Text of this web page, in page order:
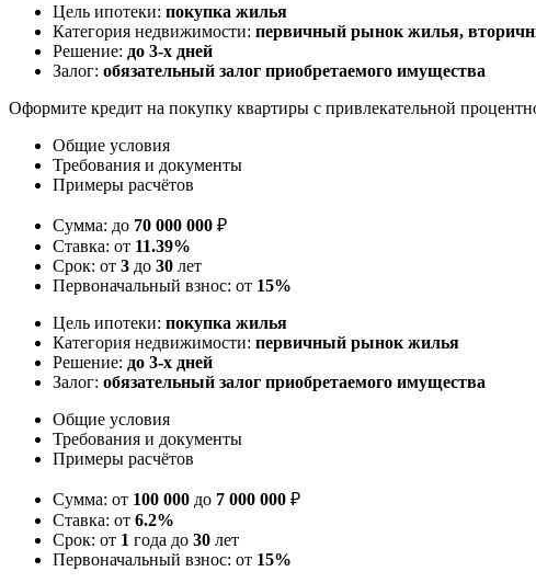
Цель ипотеки: покупка жилья
Категория недвижимости: первичный рынок жилья,
Решение: до 3-х дней
Залог: обязательный залог приобретаемого имущества
Оформите кредит на покупку квартиры с привлекательной
Общие условия
Требования и документы
Примеры расчётов
Сумма: до 70 000 000 ₽
Ставка: от 11.39%
Срок: от 3 до 30 лет
Первоначальный взнос: от 15%
Цель ипотеки: покупка жилья
Категория недвижимости: первичный рынок жилья
Решение: до 3-х дней
Залог: обязательный залог приобретаемого имущества
Общие условия
Требования и документы
Примеры расчётов
Сумма: от 100 000 до 7 000 000 ₽
Ставка: от 6.2%
Срок: от 1 года до 30 лет
Первоначальный взнос: от 15%